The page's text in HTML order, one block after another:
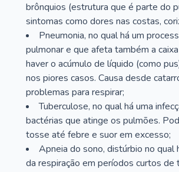
brônquios (estrutura que é parte do
sintomas como dores nas costas,
Pneumonia, no qual há um
pulmonar e que afeta também a
haver o acúmulo de líquido (como
nos piores casos. Causa desde
problemas para respirar;
Tuberculose, no qual há uma
bactérias que atinge os pulmões.
tosse até febre e suor em excesso;
Apneia do sono, distúrbio no qual
da respiração em períodos curtos de